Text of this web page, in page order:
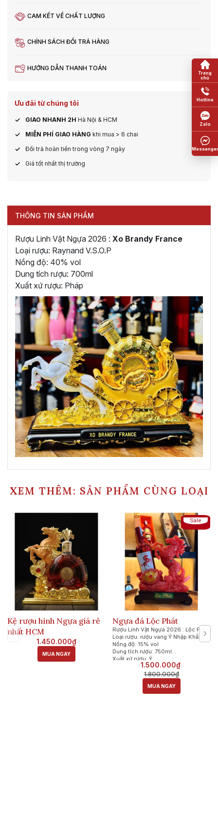
CAM KẾT VỀ CHẤT LƯỢNG
CHÍNH SÁCH ĐỔI TRẢ HÀNG
HƯỚNG DẪN THANH TOÁN
Ưu đãi từ chúng tôi
GIAO NHANH 2H Hà Nội & HCM
MIỄN PHÍ GIAO HÀNG khi mua > 6 chai
Đổi trả hoàn tiền trong vòng 7 ngày
Giá tốt nhất thị trường
THÔNG TIN SẢN PHẨM
Rượu Linh Vật Ngựa 2026 : Xo Brandy France
Loại rượu: Raynand V.S.O.P
Nồng độ: 40% vol
Dung tích rượu: 700ml
Xuất xứ rượu: Pháp
XEM THÊM: SẢN PHẨM CÙNG LOẠI
Kệ rượu hình Ngựa giá rẻ
nhất HCM
1.450.000₫
MUA NGAY
Sale
Ngựa đá Lộc Phát
Rượu Linh Vật Ngựa 2026 : Lộc Phát
Loại rượu: rượu vang Ý Nhập Khẩu
Nồng độ: 15% vol
Dung tích rượu: 750ml
Xuất xứ rượu: Ý
1.500.000₫
1.800.000₫
MUA NGAY